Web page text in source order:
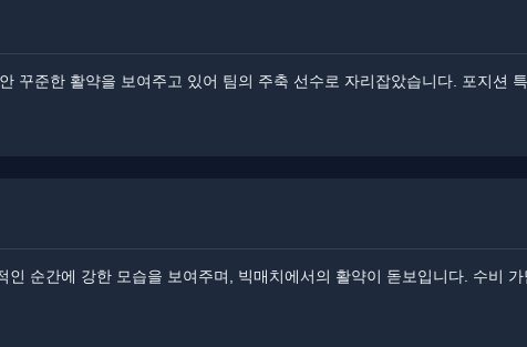
꾸준한 활약을 보여주고 있어 팀의 주축 선수로 자리잡았습니다. ​포지션
순간에 강한 모습을 보여주며, 빅매치에서의 활약이 돋보입니다. ​수비